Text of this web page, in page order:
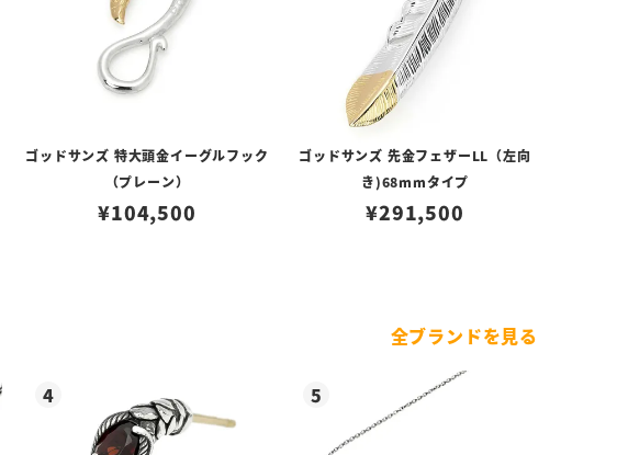
ゴッドサンズ 特大頭金イーグルフック
（プレーン）
¥104,500
ゴッドサンズ 先金フェザーLL（左向
き)68mmタイプ
¥291,500
全ブランドを見る